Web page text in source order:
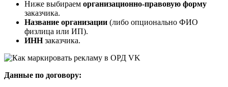
Ниже выбираем организационно-правовую форму
заказчика.
Название организации (либо опционально ФИО
физлица или ИП).
ИННзаказчика.
Данные по договору: